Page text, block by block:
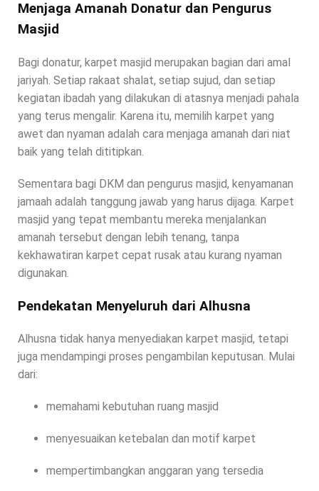
Menjaga Amanah Donatur dan Pengurus
Masjid
Bagi donatur, karpet masjid merupakan bagian dari amal
jariyah. Setiap rakaat shalat, setiap sujud, dan setiap
kegiatan ibadah yang dilakukan di atasnya menjadi pahala
yang terus mengalir. Karena itu, memilih karpet yang
awet dan nyaman adalah cara menjaga amanah dari niat
baik yang telah dititipkan.
Sementara bagi DKM dan pengurus masjid, kenyamanan
jamaah adalah tanggung jawab yang harus dijaga. Karpet
masjid yang tepat membantu mereka menjalankan
amanah tersebut dengan lebih tenang, tanpa
kekhawatiran karpet cepat rusak atau kurang nyaman
digunakan.
Pendekatan Menyeluruh dari Alhusna
Alhusna tidak hanya menyediakan karpet masjid, tetapi
juga mendampingi proses pengambilan keputusan. Mulai
dari:
memahami kebutuhan ruang masjid
menyesuaikan ketebalan dan motif karpet
mempertimbangkan anggaran yang tersedia